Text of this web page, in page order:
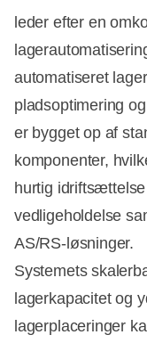
leder efter en
automatiseret
pladsoptimering
er bygget op af
komponenter,
hurtig
vedligeholdelse
AS/RS-løsninger.
Systemets
lagerkapacitet og
lagerplaceringer